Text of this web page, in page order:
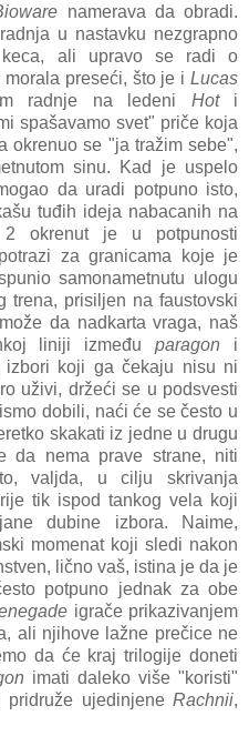
namerava da obradi.
u nastavku nezgrapno
keca, ali upravo se radi o
preseći, što je i Lucas
radnje na ledeni Hoti
spašavamo svet" priče koja
okrenuo se "ja tražim sebe",
sinu. Kad je uspelo
da uradi potpuno isto,
tuđih ideja nabacanih na
okrenut je u potpunosti
za granicama koje je
samonametnutu ulogu
trena, prisiljen na faustovski
da nadkarta vraga, naš
liniji izmeđuparagon i
izbori koji ga čekaju nisu ni
uživi, držeći se u podsvesti
dobili, naći će se često u
skakati iz jedne u drugu
da nema prave strane, niti
valjda, u cilju skrivanja
tik ispod tankog vela koji
dubine izbora. Naime,
momenat koji sledi nakon
lično vaš, istina je da je
potpuno jednak za obe
igrače prikazivanjem
ali njihove lažne prečice ne
da će kraj trilogije doneti
imati daleko više "koristi"
ujedinjene Rachnii,